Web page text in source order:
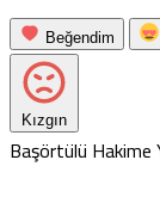
Beğendim
Kızgın
Başörtülü Hakime